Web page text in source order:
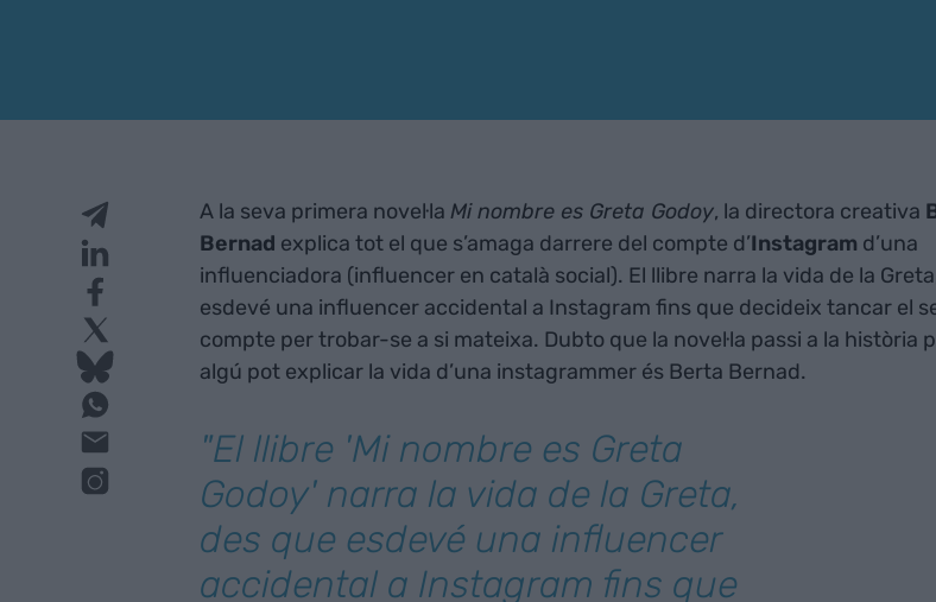
A la seva primera novel·la Mi nombre es Greta Godoy, la directora creativa
Bernad explica tot el que s’amaga darrere del compte d’Instagram d’una
influenciadora (influencer en català social). El llibre narra la vida de la
esdevé una influencer accidental a Instagram fins que decideix tancar el
compte per trobar-se a si mateixa. Dubto que la novel·la passi a la història
algú pot explicar la vida d’una instagrammer és Berta Bernad.
"El llibre 'Mi nombre es Greta
Godoy' narra la vida de la Greta,
des que esdevé una influencer
accidental a Instagram fins que